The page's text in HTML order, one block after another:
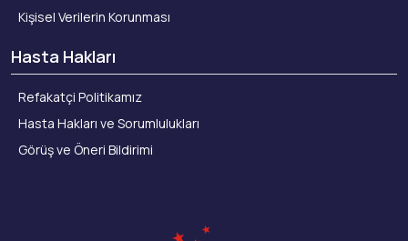
Kişisel Verilerin Korunması
Hasta Hakları
Refakatçi Politikamız
Hasta Hakları ve Sorumlulukları
Görüş ve Öneri Bildirimi